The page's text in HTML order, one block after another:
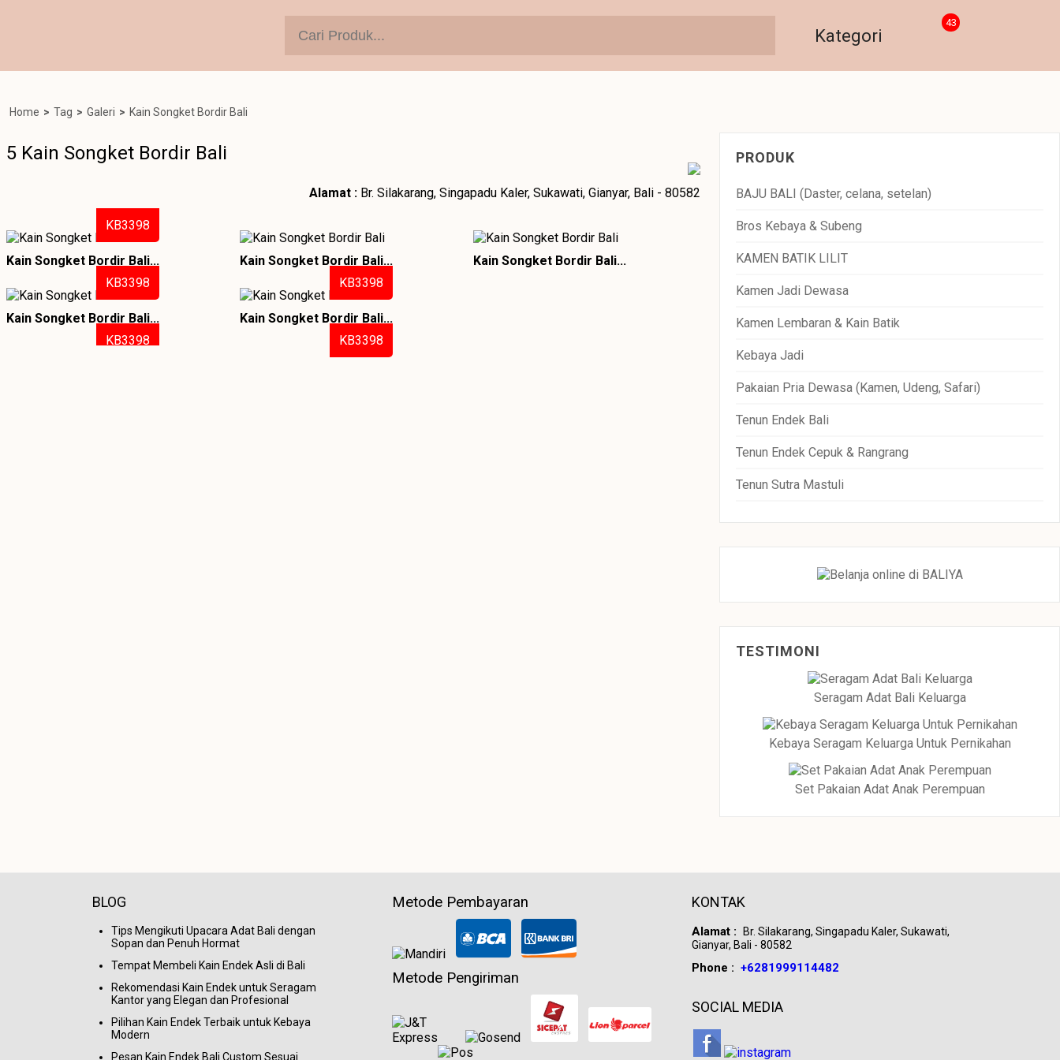
Kategori
43
Home > Tag > Galeri > Kain Songket Bordir Bali
5 Kain Songket Bordir Bali
Alamat : Br. Silakarang, Singapadu Kaler, Sukawati, Gianyar, Bali - 80582
KB3398
Kain Songket Bordir Bali...
KB3398
Kain Songket Bordir Bali...
KB3398
Kain Songket Bordir Bali...
KB3398
Kain Songket Bordir Bali...
KB3398
Kain Songket Bordir Bali...
PRODUK
BAJU BALI (Daster, celana, setelan)
Bros Kebaya & Subeng
KAMEN BATIK LILIT
Kamen Jadi Dewasa
Kamen Lembaran & Kain Batik
Kebaya Jadi
Pakaian Pria Dewasa (Kamen, Udeng, Safari)
Tenun Endek Bali
Tenun Endek Cepuk & Rangrang
Tenun Sutra Mastuli
TESTIMONI
Seragam Adat Bali Keluarga
Kebaya Seragam Keluarga Untuk Pernikahan
Set Pakaian Adat Anak Perempuan
BLOG
Tips Mengikuti Upacara Adat Bali dengan
Sopan dan Penuh Hormat
Tempat Membeli Kain Endek Asli di Bali
Rekomendasi Kain Endek untuk Seragam
Kantor yang Elegan dan Profesional
Pilihan Kain Endek Terbaik untuk Kebaya
Modern
Pesan Kain Endek Bali Custom Sesuai
Metode Pembayaran
Metode Pengiriman
KONTAK
Alamat :
Br. Silakarang, Singapadu Kaler, Sukawati,
Gianyar, Bali - 80582
Phone : +6281999114482
SOCIAL MEDIA